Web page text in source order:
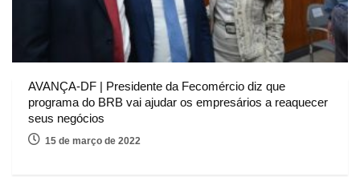
AVANÇA-DF | Presidente da Fecomércio diz que
programa do BRB vai ajudar os empresários a reaquecer
seus negócios
15 de março de 2022